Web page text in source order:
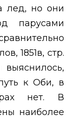
лед, но они
парусами
1851в, стр.
к Оби, в
нет. В
наиболее